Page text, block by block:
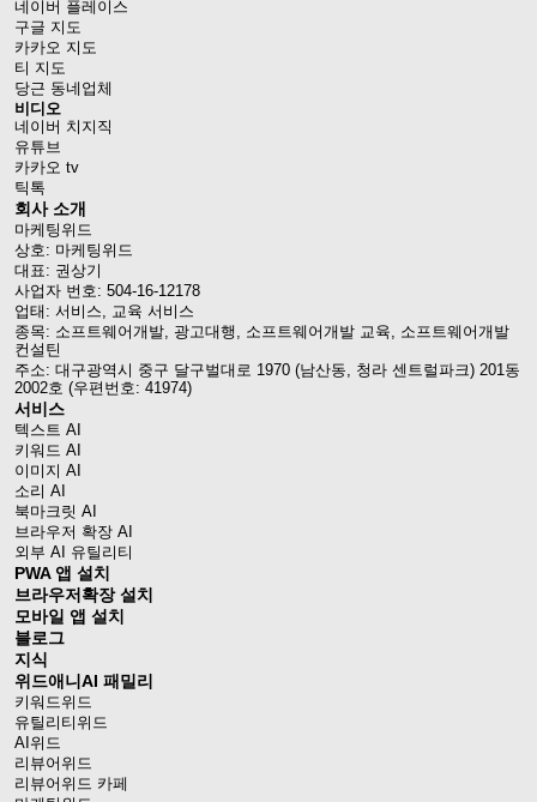
네이버 플레이스
구글 지도
카카오 지도
티 지도
당근 동네업체
비디오
네이버 치지직
유튜브
카카오 tv
틱톡
회사 소개
마케팅위드
상호: 마케팅위드
대표: 권상기
사업자 번호: 504-16-12178
업태: 서비스, 교육 서비스
종목: 소프트웨어개발, 광고대행, 소프트웨어개발 교육, 소프트웨어개발
컨설틴
주소: 대구광역시 중구 달구벌대로 1970 (남산동, 청라 센트럴파크) 201동
2002호 (우편번호: 41974)
서비스
텍스트 AI
키워드 AI
이미지 AI
소리 AI
북마크릿 AI
브라우저 확장 AI
외부 AI 유틸리티
PWA 앱 설치
브라우저확장 설치
모바일 앱 설치
블로그
지식
위드애니AI 패밀리
키워드위드
유틸리티위드
AI위드
리뷰어위드
리뷰어위드 카페